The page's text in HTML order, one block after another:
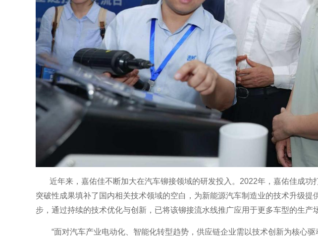
近年来，嘉佑佳不断加大在汽车铆接领域的研发投入。2022年，嘉佑佳成
突破性成果填补了国内相关技术领域的空白，为新能源汽车制造业的技术升级
步，通过持续的技术优化与创新，已将该铆接流水线推广应用于更多车型的生产
“面对汽车产业电动化、智能化转型趋势，供应链企业需以技术创新为核心